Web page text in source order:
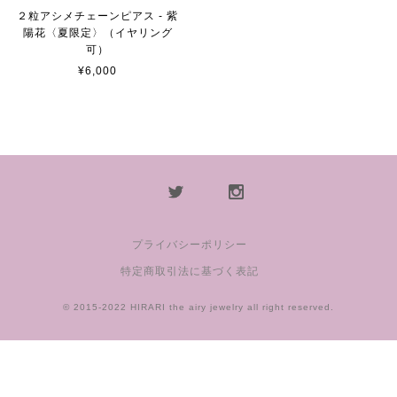
２粒アシメチェーンピアス - 紫
陽花〈夏限定〉（イヤリング
可）
¥6,000
プライバシーポリシー
特定商取引法に基づく表記
© 2015-2022 HIRARI the airy jewelry all right reserved.